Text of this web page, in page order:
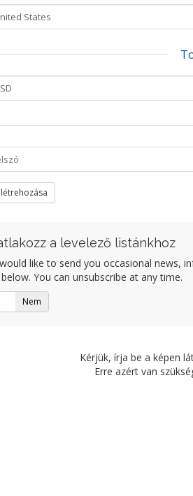
létrehozása
a levelező listánkhoz
like to send you occasional news,
You can unsubscribe at any time.
Nem
Kérjük, írja be a képen
Erre azért van